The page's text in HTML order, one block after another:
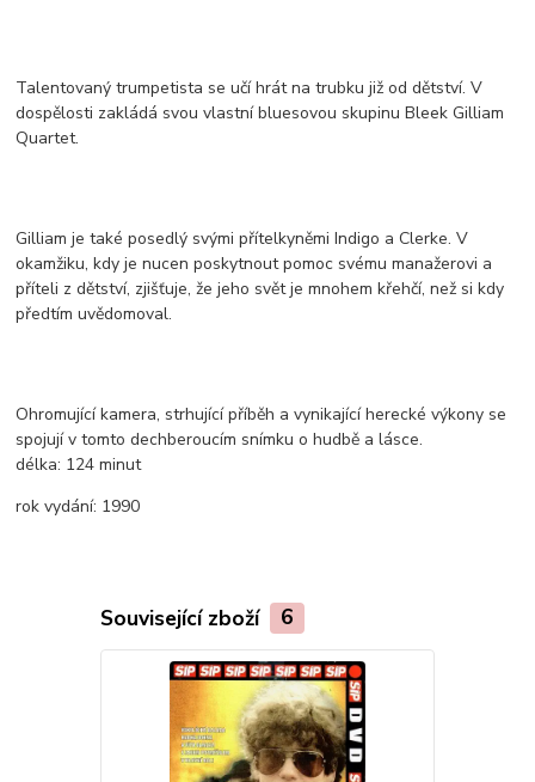
Talentovaný trumpetista se učí hrát na trubku již od dětství. V
dospělosti zakládá svou vlastní bluesovou skupinu Bleek Gilliam
Quartet.
Gilliam je také posedlý svými přítelkyněmi Indigo a Clerke. V
okamžiku, kdy je nucen poskytnout pomoc svému manažerovi a
příteli z dětství, zjišťuje, že jeho svět je mnohem křehčí, než si kdy
předtím uvědomoval.
Ohromující kamera, strhující příběh a vynikající herecké výkony se
spojují v tomto dechberoucím snímku o hudbě a lásce.
délka: 124 minut
rok vydání: 1990
Související zboží 6